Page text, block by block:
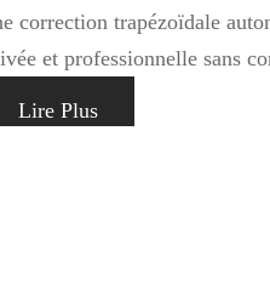
correction trapézoïdale
et professionnelle sans
Lire Plus